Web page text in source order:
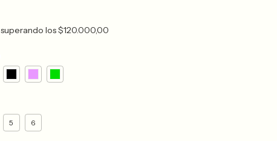
superando los$120.000,00
5 6